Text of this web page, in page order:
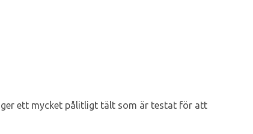
ett mycket pålitligt tält som är testat för att